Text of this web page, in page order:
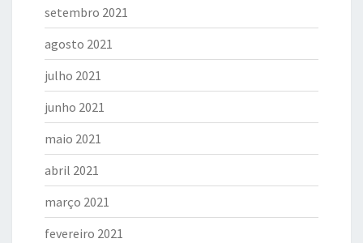
setembro 2021
agosto 2021
julho 2021
junho 2021
maio 2021
abril 2021
março 2021
fevereiro 2021